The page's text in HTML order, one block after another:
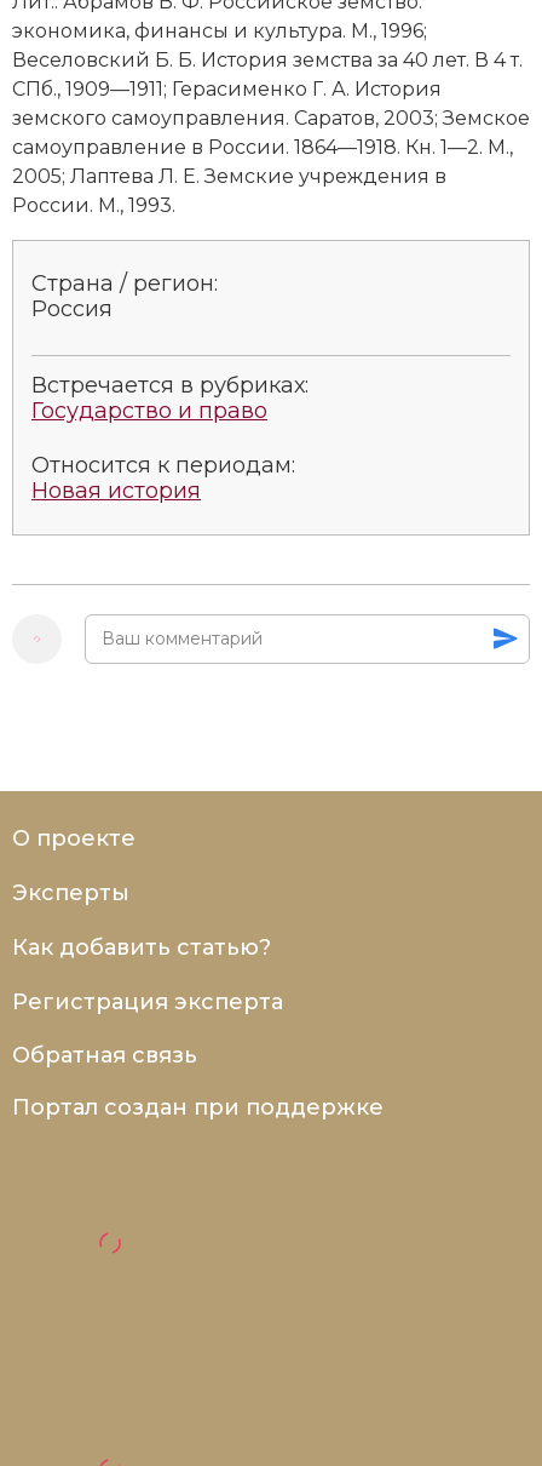
экономика, финансы и культура. М., 1996;
Веселовский Б. Б. История земства за 40 лет. В 4 т.
СПб., 1909—1911; Герасименко Г. А. История
земского самоуправления. Саратов, 2003; Земское
самоуправление в России. 1864—1918. Кн. 1—2. М.,
2005; Лаптева Л. Е. Земские учреждения в
России. М., 1993.
Страна / регион:
Россия
Встречается в рубриках:
Государство и право
Относится к периодам:
Новая история
О проекте
Эксперты
Как добавить статью?
Регистрация эксперта
Обратная связь
Портал создан при поддержке